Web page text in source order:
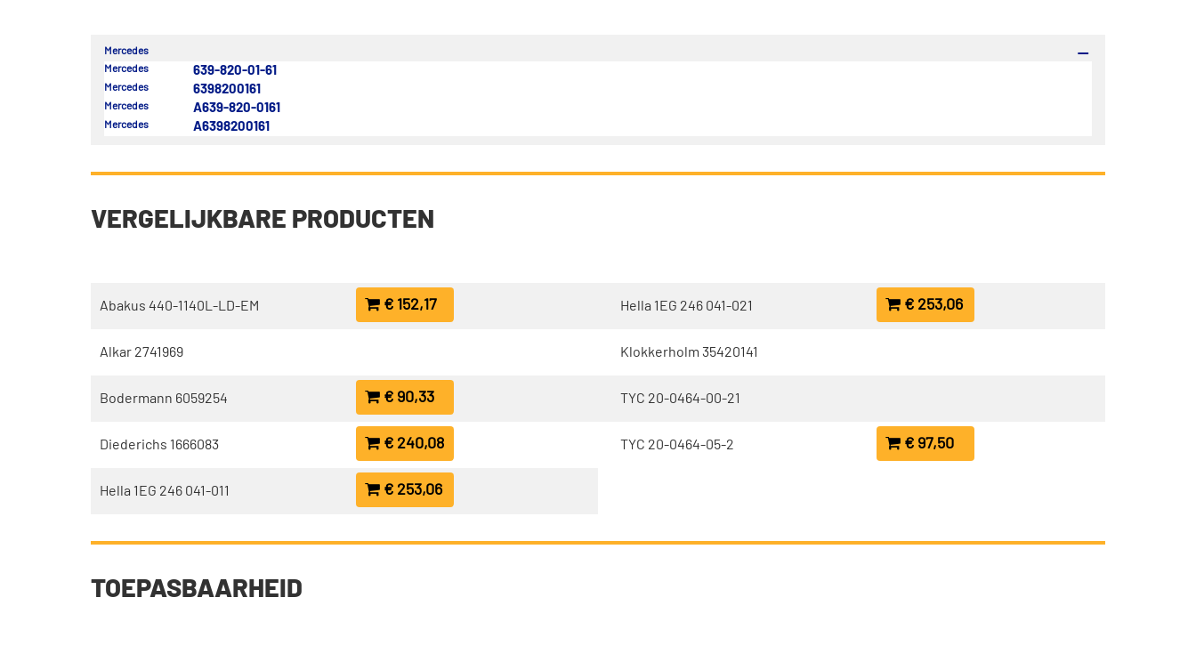
Mercedes
Mercedes
639-820-01-61
Mercedes 6398200161
Mercedes A639-820-0161
Mercedes A6398200161
VERGELIJKBARE PRODUCTEN
Abakus 440-1140L-LD-EM € 152,17
Alkar 2741969
Bodermann 6059254 € 90,33
Diederichs 1666083 € 240,08
Hella 1EG 246 041-011 € 253,06
Hella 1EG 246 041-021 € 253,06
Klokkerholm 35420141
TYC 20-0464-00-21
TYC 20-0464-05-2 € 97,50
TOEPASBAARHEID